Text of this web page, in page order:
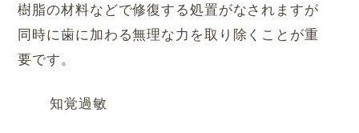
樹脂の材料などで修復する処置がなされますが
同時に歯に加わる無理な力を取り除くことが重
要です。
知覚過敏